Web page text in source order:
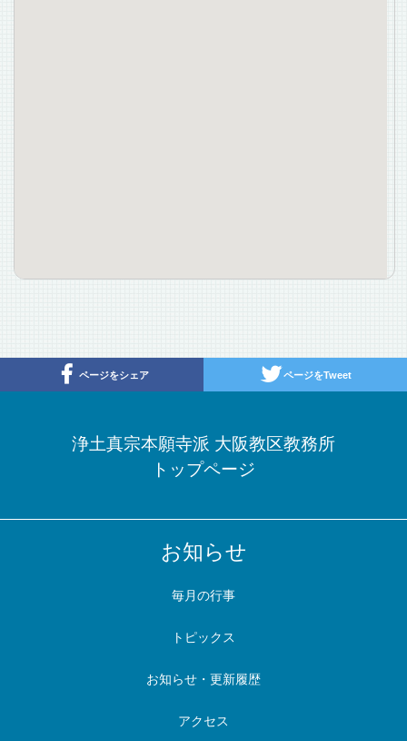
ページをシェア ページをTweet
浄土真宗本願寺派 大阪教区教務所
トップページ
お知らせ
毎月の行事
トピックス
お知らせ・更新履歴
アクセス